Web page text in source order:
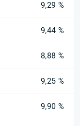
9,29 %
9,44 %
8,88 %
9,25 %
9,90 %